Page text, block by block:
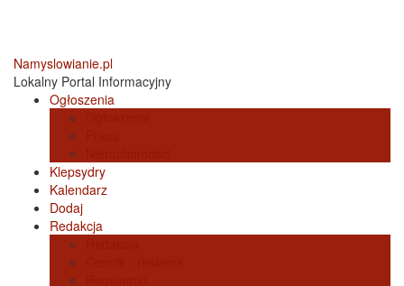
Namyslowianie.pl
Lokalny Portal Informacyjny
Ogłoszenia
Klepsydry
Kalendarz
Dodaj
Redakcja